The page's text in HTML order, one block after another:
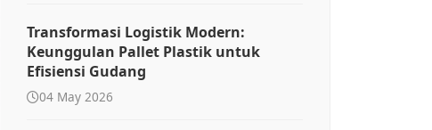
Transformasi Logistik Modern:
Keunggulan Pallet Plastik untuk
Efisiensi Gudang
04 May 2026